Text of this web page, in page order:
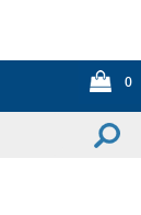
0